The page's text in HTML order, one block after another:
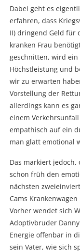
Dabei geht es
erfahren, dass
II) dringend Geld für
kranken Frau
geschnitten, wird
Höchstleistung und
wir zu erwarten
Vorstellung der
allerdings kann es
einem
empathisch auf ein
man glatt emotional
Das markiert
schon früh den
nächsten
Cams
Vorher wendet sich
Adoptivbruder
Energie offenbar in
sein Vater, wie sich